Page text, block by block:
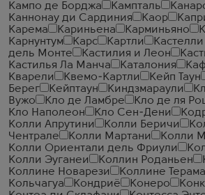
Кампо де Борджа
Кампталь
Каннонау ди Сардиния
Каор
Карема
Кариньена Карминьяно
Карнунтум
Карс Картли
дель Монте
Кастилия и Леон
Кастилья Ла Манча
Каталония
Кварели
Квемо-Картли Кейп Таун
Берег
Кейптаун Киндзмараули
Вужо
Кло де Ламбре Кло де ля
Кло Наполеон
Кло Сен-Дени
Колли Апрутини
Колли Беричи
Чентрале
Колли Мартани
Колли
Колли Ориентали дель Фриули
Колли Эуганеи
Коллин Роданьен
Коллине Новарези
Коллине
Кольчагуа
Кондриё Конеро